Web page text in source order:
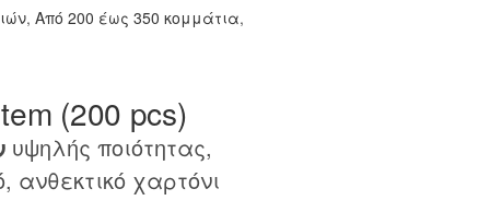
, Από 200 έως 350 κομμάτια,
(200 pcs)
υψηλής ποιότητας,
χαρτόνι